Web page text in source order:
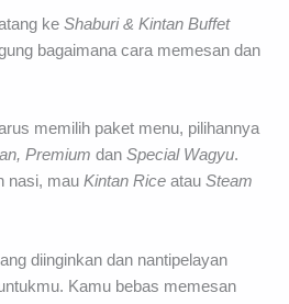
keShaburi & Kintan Buffet
bagaimana cara memesan dan
memilih paket menu, pilihannya
Premium dan Special Wagyu.
nasi, mauKintan Rice atauSteam
diinginkan dan nantipelayan
Kamu bebas memesan